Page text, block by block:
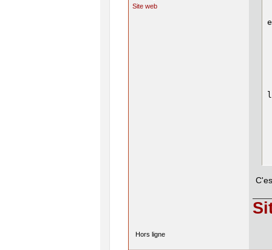
Site web
Hors ligne